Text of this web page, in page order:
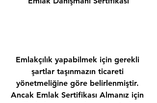
Emlakçılık yapabilmek için gerekli
şartlar taşınmazın ticareti
yönetmeliğine göre belirlenmiştir.
Ancak Emlak Sertifikası Almanız için